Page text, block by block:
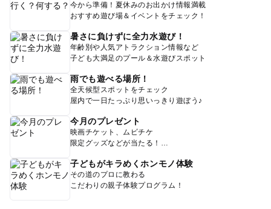
今から準備！夏休みのお出かけ情報満載
おすすめ遊び場＆イベントをチェック！
暑さに負けずに全力水遊び！
年齢別や人気アトラクション情報など
子ども大満足のプール＆水遊びスポット
雨でも遊べる場所！
全天候型スポットをチェック
屋内で一日たっぷり思いっきり遊ぼう♪
今月のプレゼント
映画チケット、ムビチケ
限定グッズなどが当たる！
子どもがキラめくホンモノ体験
その道のプロに教わる
こだわりの親子体験プログラム！